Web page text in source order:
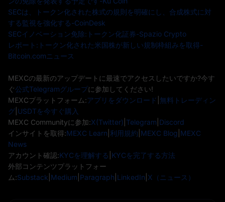
SECは、トークン化された株式の規則を明確にし、合成株式に対
する監視を強化する-CoinDesk
SECイノベーション免除:トークン化証券-Spazio Crypto
レポート:トークン化された米国株が新しい規制枠組みを取得-
Bitcoin.comニュース
MEXCの最新のアップデートに最速でアクセスしたいですか?今す
ぐ公式Telegramグループに参加してください!
MEXCプラットフォーム:アプリをダウンロード 無料トレーディン
グ USDTを今すぐ購入
MEXC Communityに参加:X(Twitter) Telegram Discord
インサイトを取得:MEXC Learn 利用規約 MEXC Blog MEXC
News
アカウント確認:KYCを理解する KYCを完了する方法
外部コンテンツプラットフォー
ム:Substack Medium Paragraph LinkedIn X（ニュース）